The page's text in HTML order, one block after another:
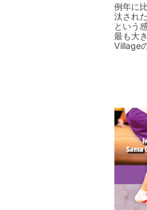
例年に
汰され
という
最も大
Village